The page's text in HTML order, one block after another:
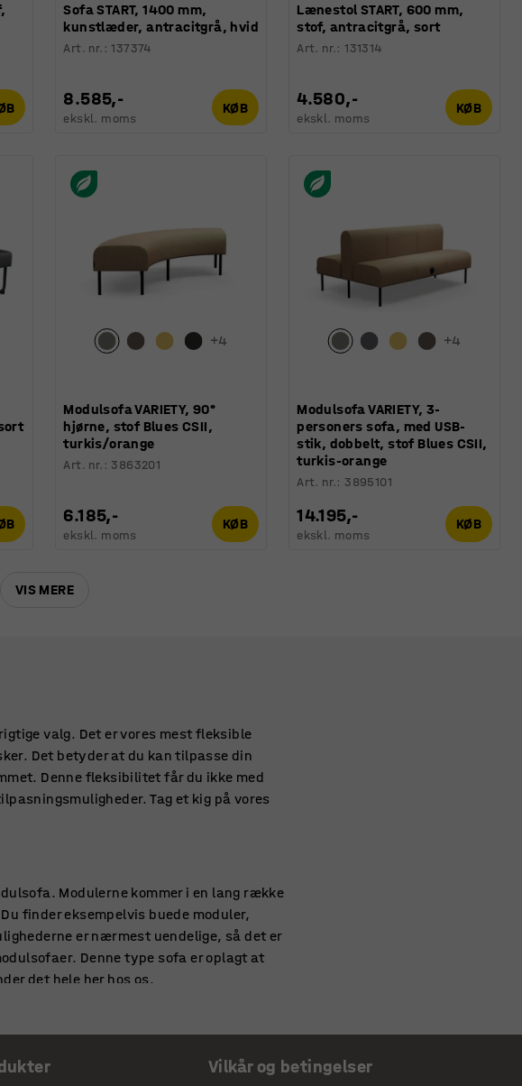
Sofa START, 1400 mm,
kunstlæder, antracitgrå, hvid
Art. nr. :137374
8.585,-
ekskl. moms
KØB
Lænestol START, 600 mm,
stof, antracitgrå, sort
Art. nr.:131314
4.580,-
ekskl. moms
KØB
+4
Modulsofa VARIETY, 90°
hjørne, stof Blues CSII,
turkis/orange
Art. nr. : 3863201
6.185,-
ekskl. moms
KØB
+4
Modulsofa VARIETY, 3-
personers sofa, med USB-
stik, dobbelt, stof Blues CSII,
turkis-orange
Art. nr.: 3895101
14.195,-
ekskl. moms
KØB
VIS MERE
valg. Det er vores mest fleksible
Det betyder at du kan tilpasse din
Denne fleksibilitet får du ikke med
Tag et kig på vores
Modulerne kommer i en lang række
finder eksempelvis buede moduler,
er nærmest uendelige, så det er
Denne type sofa er oplagt at
det hele her hos os.
din foretrukne kombination her på siden.Vilkår og betingelser